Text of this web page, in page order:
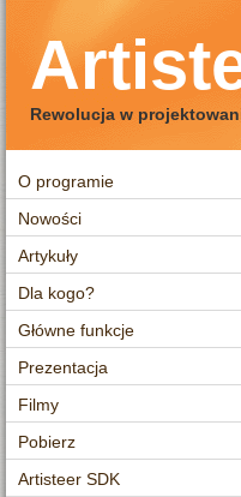
Rewolucja w
O programie
Nowości
Artykuły
Dla kogo?
Główne funkcje
Prezentacja
Filmy
Pobierz
Artisteer SDK